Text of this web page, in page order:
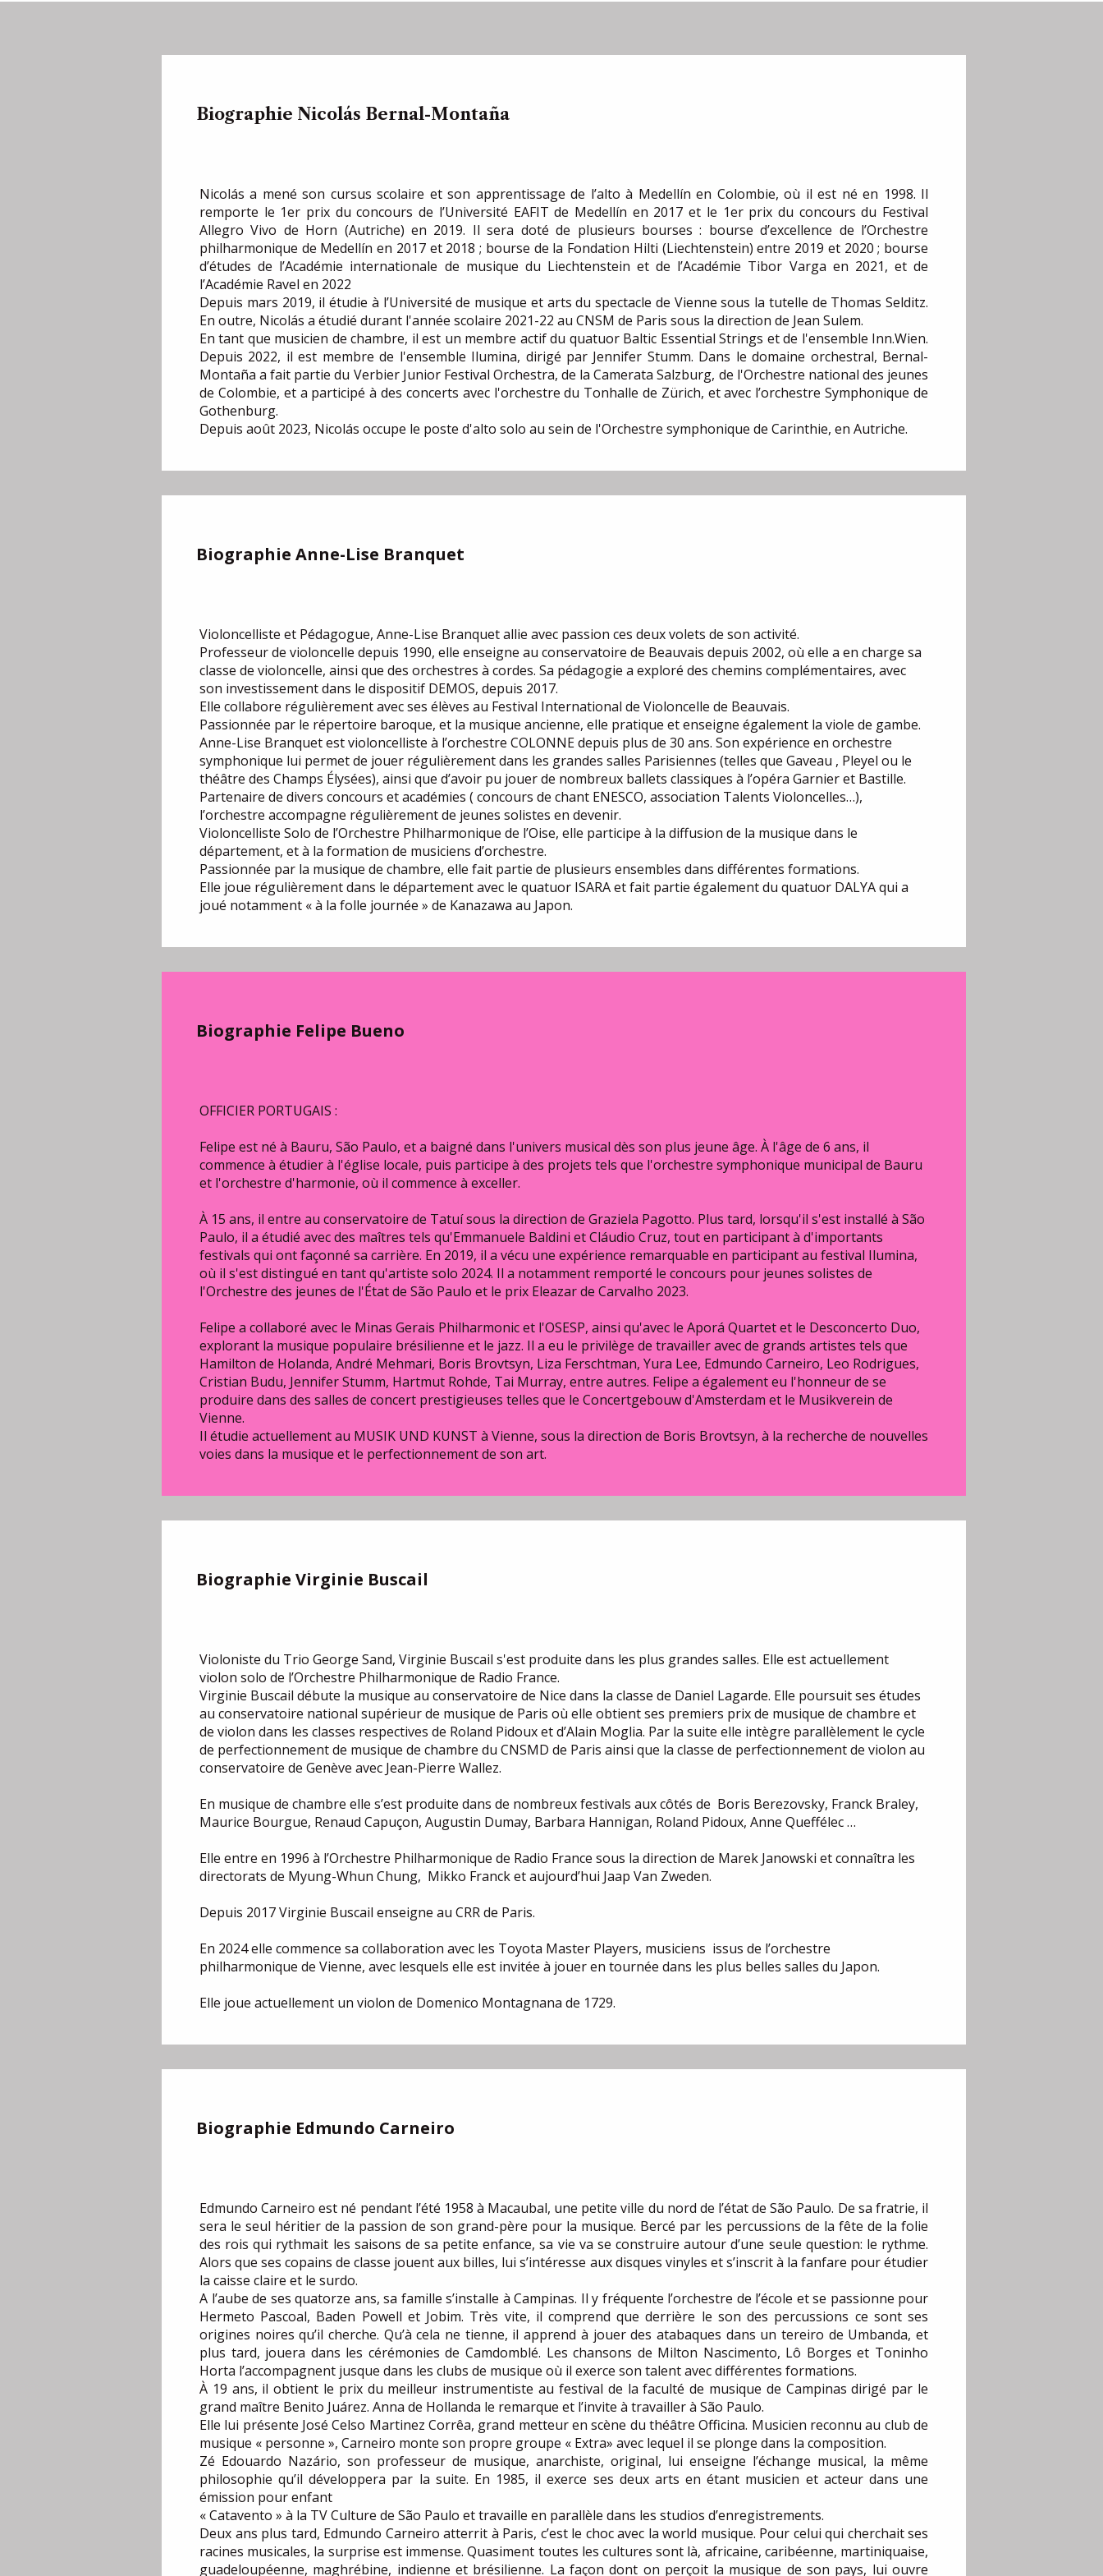
Biographie Nicolás Bernal-Montaña
Nicolás a mené son cursus scolaire et son apprentissage de l’alto à Medellín en Colombie, où il est né en 1998. Il
remporte le 1er prix du concours de l’Université EAFIT de Medellín en 2017 et le 1er prix du concours du Festival
Allegro Vivo de Horn (Autriche) en 2019. Il sera doté de plusieurs bourses : bourse d’excellence de l’Orchestre
philharmonique de Medellín en 2017 et 2018 ; bourse de la Fondation Hilti (Liechtenstein) entre 2019 et 2020 ; bourse
d’études de l’Académie internationale de musique du Liechtenstein et de l’Académie Tibor Varga en 2021, et de
l’Académie Ravel en 2022
Depuis mars 2019, il étudie à l’Université de musique et arts du spectacle de Vienne sous la tutelle de Thomas Selditz.
En outre, Nicolás a étudié durant l'année scolaire 2021-22 au CNSM de Paris sous la direction de Jean Sulem.
En tant que musicien de chambre, il est un membre actif du quatuor Baltic Essential Strings et de l'ensemble Inn.Wien.
Depuis 2022, il est membre de l'ensemble Ilumina, dirigé par Jennifer Stumm. Dans le domaine orchestral, Bernal-
Montaña a fait partie du Verbier Junior Festival Orchestra, de la Camerata Salzburg, de l'Orchestre national des jeunes
de Colombie, et a participé à des concerts avec l'orchestre du Tonhalle de Zürich, et avec l’orchestre Symphonique de
Gothenburg.
Depuis août 2023, Nicolás occupe le poste d'alto solo au sein de l'Orchestre symphonique de Carinthie, en Autriche.
Biographie Anne-Lise Branquet
Violoncelliste et Pédagogue, Anne-Lise Branquet allie avec passion ces deux volets de son activité.
Professeur de violoncelle depuis 1990, elle enseigne au conservatoire de Beauvais depuis 2002, où elle a en charge sa
classe de violoncelle, ainsi que des orchestres à cordes. Sa pédagogie a exploré des chemins complémentaires, avec
son investissement dans le dispositif DEMOS, depuis 2017.
Elle collabore régulièrement avec ses élèves au Festival International de Violoncelle de Beauvais.
Passionnée par le répertoire baroque, et la musique ancienne, elle pratique et enseigne également la viole de gambe.
Anne-Lise Branquet est violoncelliste à l’orchestre COLONNE depuis plus de 30 ans. Son expérience en orchestre
symphonique lui permet de jouer régulièrement dans les grandes salles Parisiennes (telles que Gaveau , Pleyel ou le
théâtre des Champs Élysées), ainsi que d’avoir pu jouer de nombreux ballets classiques à l’opéra Garnier et Bastille.
Partenaire de divers concours et académies ( concours de chant ENESCO, association Talents Violoncelles…),
l’orchestre accompagne régulièrement de jeunes solistes en devenir.
Violoncelliste Solo de l’Orchestre Philharmonique de l’Oise, elle participe à la diffusion de la musique dans le
département, et à la formation de musiciens d’orchestre.
Passionnée par la musique de chambre, elle fait partie de plusieurs ensembles dans différentes formations.
Elle joue régulièrement dans le département avec le quatuor ISARA et fait partie également du quatuor DALYA qui a
joué notamment « à la folle journée » de Kanazawa au Japon.
Biographie Felipe Bueno
OFFICIER PORTUGAIS :
Felipe est né à Bauru, São Paulo, et a baigné dans l'univers musical dès son plus jeune âge. À l'âge de 6 ans, il
commence à étudier à l'église locale, puis participe à des projets tels que l'orchestre symphonique municipal de Bauru
et l'orchestre d'harmonie, où il commence à exceller.
À 15 ans, il entre au conservatoire de Tatuí sous la direction de Graziela Pagotto. Plus tard, lorsqu'il s'est installé à São
Paulo, il a étudié avec des maîtres tels qu'Emmanuele Baldini et Cláudio Cruz, tout en participant à d'importants
festivals qui ont façonné sa carrière. En 2019, il a vécu une expérience remarquable en participant au festival Ilumina,
où il s'est distingué en tant qu'artiste solo 2024. Il a notamment remporté le concours pour jeunes solistes de
l'Orchestre des jeunes de l'État de São Paulo et le prix Eleazar de Carvalho 2023.
Felipe a collaboré avec le Minas Gerais Philharmonic et l'OSESP, ainsi qu'avec le Aporá Quartet et le Desconcerto Duo,
explorant la musique populaire brésilienne et le jazz. Il a eu le privilège de travailler avec de grands artistes tels que
Hamilton de Holanda, André Mehmari, Boris Brovtsyn, Liza Ferschtman, Yura Lee, Edmundo Carneiro, Leo Rodrigues,
Cristian Budu, Jennifer Stumm, Hartmut Rohde, Tai Murray, entre autres. Felipe a également eu l'honneur de se
produire dans des salles de concert prestigieuses telles que le Concertgebouw d'Amsterdam et le Musikverein de
Vienne.
Il étudie actuellement au MUSIK UND KUNST à Vienne, sous la direction de Boris Brovtsyn, à la recherche de nouvelles
voies dans la musique et le perfectionnement de son art.
Biographie Virginie Buscail
Violoniste du Trio George Sand, Virginie Buscail s'est produite dans les plus grandes salles. Elle est actuellement
violon solo de l’Orchestre Philharmonique de Radio France.
Virginie Buscail débute la musique au conservatoire de Nice dans la classe de Daniel Lagarde. Elle poursuit ses études
au conservatoire national supérieur de musique de Paris où elle obtient ses premiers prix de musique de chambre et
de violon dans les classes respectives de Roland Pidoux et d’Alain Moglia. Par la suite elle intègre parallèlement le cycle
de perfectionnement de musique de chambre du CNSMD de Paris ainsi que la classe de perfectionnement de violon au
conservatoire de Genève avec Jean-Pierre Wallez.
En musique de chambre elle s’est produite dans de nombreux festivals aux côtés de Boris Berezovsky, Franck Braley,
Maurice Bourgue, Renaud Capuçon, Augustin Dumay, Barbara Hannigan, Roland Pidoux, Anne Queffélec …
Elle entre en 1996 à l’Orchestre Philharmonique de Radio France sous la direction de Marek Janowski et connaîtra les
directorats de Myung-Whun Chung, Mikko Franck et aujourd’hui Jaap Van Zweden.
Depuis 2017 Virginie Buscail enseigne au CRR de Paris.
En 2024 elle commence sa collaboration avec les Toyota Master Players, musiciens issus de l’orchestre
philharmonique de Vienne, avec lesquels elle est invitée à jouer en tournée dans les plus belles salles du Japon.
Elle joue actuellement un violon de Domenico Montagnana de 1729.
Biographie Edmundo Carneiro
Edmundo Carneiro est né pendant l’été 1958 à Macaubal, une petite ville du nord de l’état de São Paulo. De sa fratrie, il
sera le seul héritier de la passion de son grand-père pour la musique. Bercé par les percussions de la fête de la folie
des rois qui rythmait les saisons de sa petite enfance, sa vie va se construire autour d’une seule question: le rythme.
Alors que ses copains de classe jouent aux billes, lui s’intéresse aux disques vinyles et s’inscrit à la fanfare pour étudier
la caisse claire et le surdo.
A l’aube de ses quatorze ans, sa famille s’installe à Campinas. Il y fréquente l’orchestre de l’école et se passionne pour
Hermeto Pascoal, Baden Powell et Jobim. Très vite, il comprend que derrière le son des percussions ce sont ses
origines noires qu’il cherche. Qu’à cela ne tienne, il apprend à jouer des atabaques dans un tereiro de Umbanda, et
plus tard, jouera dans les cérémonies de Camdomblé. Les chansons de Milton Nascimento, Lô Borges et Toninho
Horta l’accompagnent jusque dans les clubs de musique où il exerce son talent avec différentes formations.
À 19 ans, il obtient le prix du meilleur instrumentiste au festival de la faculté de musique de Campinas dirigé par le
grand maître Benito Juárez. Anna de Hollanda le remarque et l’invite à travailler à São Paulo.
Elle lui présente José Celso Martinez Corrêa, grand metteur en scène du théâtre Officina. Musicien reconnu au club de
musique « personne », Carneiro monte son propre groupe « Extra» avec lequel il se plonge dans la composition.
Zé Edouardo Nazário, son professeur de musique, anarchiste, original, lui enseigne l’échange musical, la même
philosophie qu’il développera par la suite. En 1985, il exerce ses deux arts en étant musicien et acteur dans une
émission pour enfant
« Catavento » à la TV Culture de São Paulo et travaille en parallèle dans les studios d’enregistrements.
Deux ans plus tard, Edmundo Carneiro atterrit à Paris, c’est le choc avec la world musique. Pour celui qui cherchait ses
racines musicales, la surprise est immense. Quasiment toutes les cultures sont là, africaine, caribéenne, martiniquaise,
guadeloupéenne, maghrébine, indienne et brésilienne. La façon dont on perçoit la musique de son pays, lui ouvre